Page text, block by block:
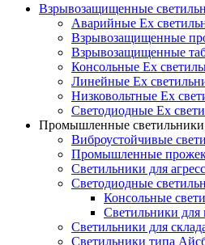
Взрывозащищенные
Аварийные Ex
Взрывозащищенные
Взрывозащищенные
Консольные Ех
Линейные Ex
Низковольтные Ex
Светодиодные Ex
Промышленные светильники
Виброустойчивые
Промышленные
Светильники для
Светодиодные
Консольные
Светильники для
Светильники для
Светильники типа